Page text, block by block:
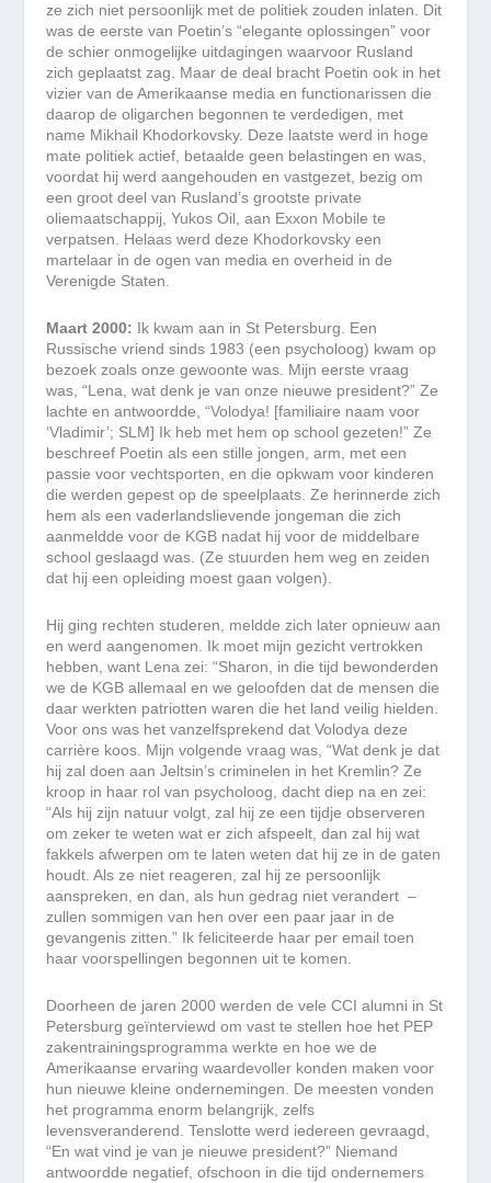
ze zich niet persoonlijk met de politiek zouden inlaten. Dit
was de eerste van Poetin’s “elegante oplossingen” voor
de schier onmogelijke uitdagingen waarvoor Rusland
zich geplaatst zag. Maar de deal bracht Poetin ook in het
vizier van de Amerikaanse media en functionarissen die
daarop de oligarchen begonnen te verdedigen, met
name Mikhail Khodorkovsky. Deze laatste werd in hoge
mate politiek actief, betaalde geen belastingen en was,
voordat hij werd aangehouden en vastgezet, bezig om
een groot deel van Rusland’s grootste private
oliemaatschappij, Yukos Oil, aan Exxon Mobile te
verpatsen. Helaas werd deze Khodorkovsky een
martelaar in de ogen van media en overheid in de
Verenigde Staten.
Maart 2000: Ik kwam aan in St Petersburg. Een
Russische vriend sinds 1983 (een psycholoog) kwam op
bezoek zoals onze gewoonte was. Mijn eerste vraag
was, “Lena, wat denk je van onze nieuwe president?” Ze
lachte en antwoordde, “Volodya! [familiaire naam voor
‘Vladimir’; SLM] Ik heb met hem op school gezeten!” Ze
beschreef Poetin als een stille jongen, arm, met een
passie voor vechtsporten, en die opkwam voor kinderen
die werden gepest op de speelplaats. Ze herinnerde zich
hem als een vaderlandslievende jongeman die zich
aanmeldde voor de KGB nadat hij voor de middelbare
school geslaagd was. (Ze stuurden hem weg en zeiden
dat hij een opleiding moest gaan volgen).
Hij ging rechten studeren, meldde zich later opnieuw aan
en werd aangenomen. Ik moet mijn gezicht vertrokken
hebben, want Lena zei: “Sharon, in die tijd bewonderden
we de KGB allemaal en we geloofden dat de mensen die
daar werkten patriotten waren die het land veilig hielden.
Voor ons was het vanzelfsprekend dat Volodya deze
carrière koos. Mijn volgende vraag was, “Wat denk je dat
hij zal doen aan Jeltsin’s criminelen in het Kremlin? Ze
kroop in haar rol van psycholoog, dacht diep na en zei:
“Als hij zijn natuur volgt, zal hij ze een tijdje observeren
om zeker te weten wat er zich afspeelt, dan zal hij wat
fakkels afwerpen om te laten weten dat hij ze in de gaten
houdt. Als ze niet reageren, zal hij ze persoonlijk
aanspreken, en dan, als hun gedrag niet verandert –
zullen sommigen van hen over een paar jaar in de
gevangenis zitten.” Ik feliciteerde haar per email toen
haar voorspellingen begonnen uit te komen.
Doorheen de jaren 2000 werden de vele CCI alumni in St
Petersburg geïnterviewd om vast te stellen hoe het PEP
zakentrainingsprogramma werkte en hoe we de
Amerikaanse ervaring waardevoller konden maken voor
hun nieuwe kleine ondernemingen. De meesten vonden
het programma enorm belangrijk, zelfs
levensveranderend. Tenslotte werd iedereen gevraagd,
“En wat vind je van je nieuwe president?” Niemand
antwoordde negatief, ofschoon in die tijd ondernemers